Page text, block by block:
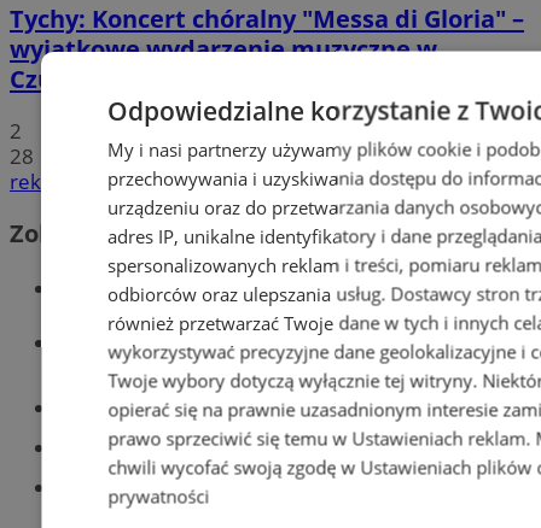
Tychy: Koncert chóralny "Messa di Gloria" –
wyjątkowe wydarzenie muzyczne w
Czułowie
2
28
reklama
Zobacz również
Wiadomości kryminalne w Tychach
Wiadomości lokalne
Części samochodowe do -70%!
Tworzenie stron www - Tychy
Znajdź pracę - codziennie nowe
ogłoszenia
Odpowiedzialne korzystanie z
My i nasi partnerzy używamy plików cookie i
przechowywania i uzyskiwania dostępu do
urządzeniu oraz do przetwarzania danych
adres IP, unikalne identyfikatory i dane
spersonalizowanych reklam i treści, pomiaru
odbiorców oraz ulepszania usług. Dostawcy stron
również przetwarzać Twoje dane w tych i innych
wykorzystywać precyzyjne dane geolokalizacyjne i
Twoje wybory dotyczą wyłącznie tej witryny.
opierać się na prawnie uzasadnionym interesie
prawo sprzeciwić się temu w Ustawieniach reklam.
chwili wycofać swoją zgodę w Ustawieniach plików
prywatności